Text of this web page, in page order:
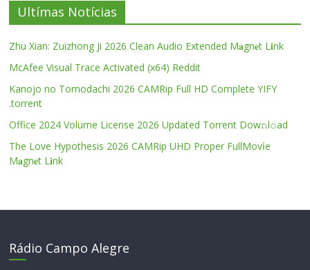
Ultímas Notícias
Zhu Xian: Zuizhong Ji 2026 Clean Audio Extended M𝐚gn𝐞t L𝐢nk
McAfee Visual Trace Activated (x64) Reddit
Kanojo no Tomodachi 2026 CAMRip Full HD Complete YIFY
.torrent
Office 2024 Volume License 2026 Updated Torrent Dow𝚗l𝚘аd
The Love Hypothesis 2026 CAMRip UHD Proper FullMov𝗂e
M𝐚gn𝐞t L𝐢nk
Rádio Campo Alegre